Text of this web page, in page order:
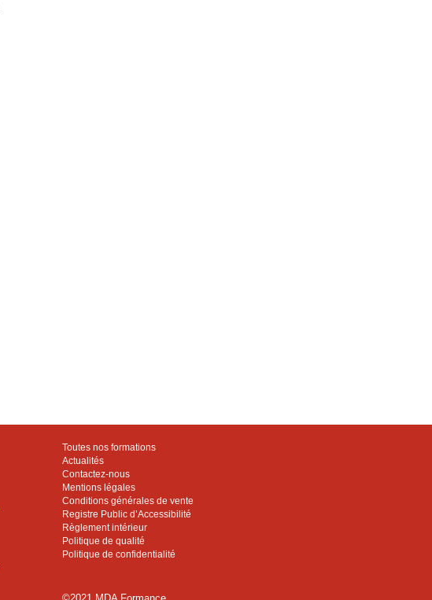
Toutes nos formations
Actualités
Contactez-nous
Mentions légales
Conditions générales de vente
Registre Public d’Accessibilité
Règlement intérieur
Politique de qualité
Politique de confidentialité